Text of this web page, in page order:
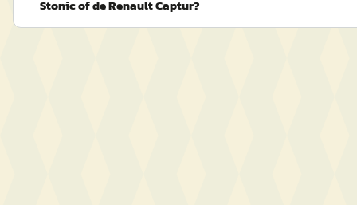
Stonic of de Renault Captur?